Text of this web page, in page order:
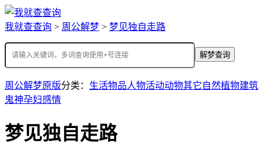
我就查查询 > 周公解梦 > 梦见独自走路
解梦查询
周公解梦原版分类： 生活物品人物活动动物其它自然植物建筑
鬼神孕妇感情
梦见独自走路